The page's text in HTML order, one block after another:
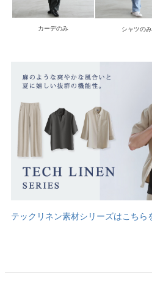
カーデのみ シャツのみ
テックリネン素材シリーズはこちら